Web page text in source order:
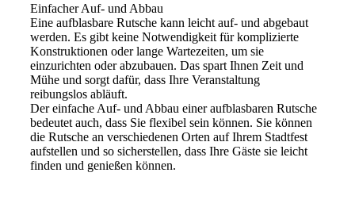
Einfacher Auf- und Abbau
Eine aufblasbare Rutsche kann leicht auf- und abgebaut
werden. Es gibt keine Notwendigkeit für komplizierte
Konstruktionen oder lange Wartezeiten, um sie
einzurichten oder abzubauen. Das spart Ihnen Zeit und
Mühe und sorgt dafür, dass Ihre Veranstaltung
reibungslos abläuft.
Der einfache Auf- und Abbau einer aufblasbaren Rutsche
bedeutet auch, dass Sie flexibel sein können. Sie können
die Rutsche an verschiedenen Orten auf Ihrem Stadtfest
aufstellen und so sicherstellen, dass Ihre Gäste sie leicht
finden und genießen können.